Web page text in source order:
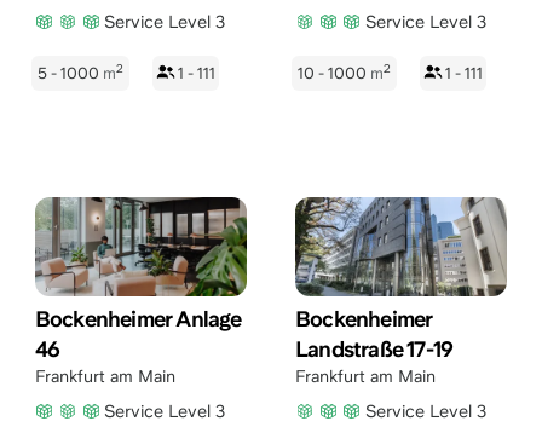
Service Level 3
5 - 1000 m2 1 - 111
Service Level 3
10 - 1000 m2 1 - 111
Bockenheimer Anlage
46
Frankfurt am Main
Service Level 3
Bockenheimer
Landstraße 17-19
Frankfurt am Main
Service Level 3